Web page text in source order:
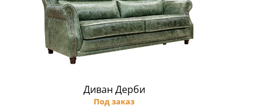
Диван Дерби
Под заказ